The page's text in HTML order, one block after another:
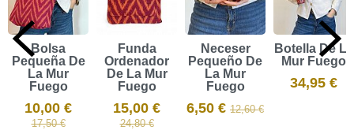
Bolsa
Pequeña De
La Mur
Fuego
10,00 €
17,50 €
Funda
Ordenador
De La Mur
Fuego
15,00 €
24,80 €
Neceser
Pequeño De
La Mur
Fuego
6,50 € 12,60 €
Botella De La
Mur Fuego
34,95 €